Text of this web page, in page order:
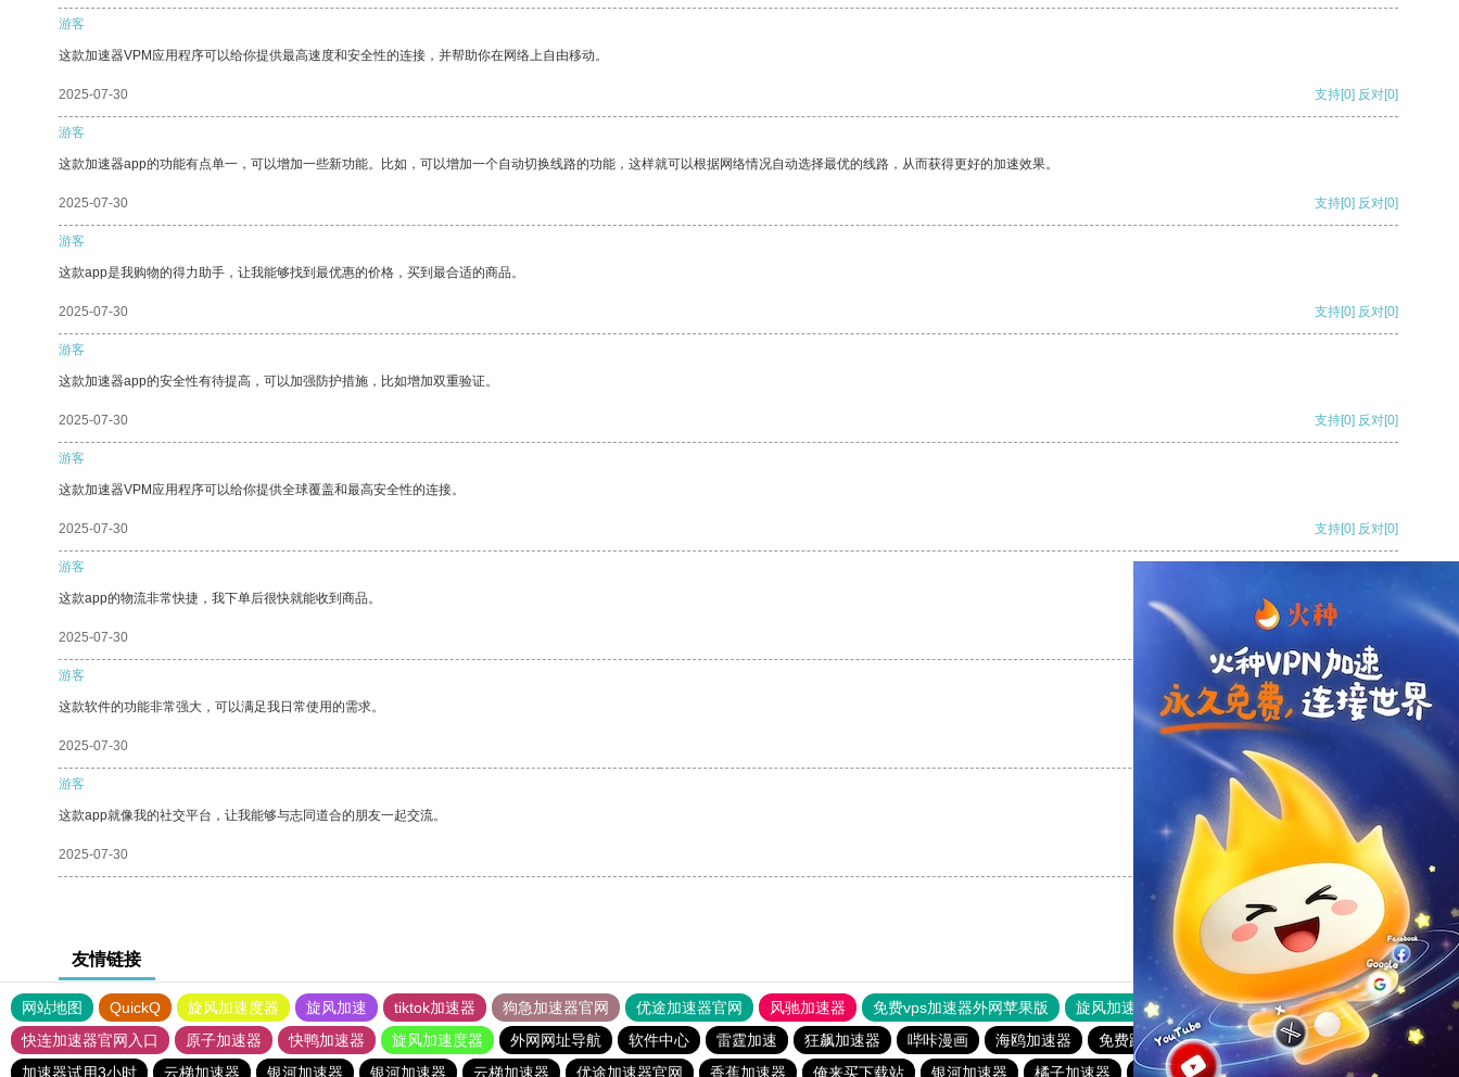
游客
这款加速器VPM应用程序可以给你提供最高速度和安全性的连接，并帮助你在网络上自由移动。
2025-07-30 支持[0] 反对[0]
游客
这款加速器app的功能有点单一，可以增加一些新功能。比如，可以增加一个自动切换线路的功能，这样就可以根据网络情况自动选择最优的线路，从而获得更好的加速效果。
2025-07-30 支持[0] 反对[0]
游客
这款app是我购物的得力助手，让我能够找到最优惠的价格，买到最合适的商品。
2025-07-30 支持[0] 反对[0]
游客
这款加速器app的安全性有待提高，可以加强防护措施，比如增加双重验证。
2025-07-30 支持[0] 反对[0]
游客
这款加速器VPM应用程序可以给你提供全球覆盖和最高安全性的连接。
2025-07-30 支持[0] 反对[0]
游客
这款app的物流非常快捷，我下单后很快就能收到商品。
2025-07-30
游客
这款软件的功能非常强大，可以满足我日常使用的需求。
2025-07-30 反对
游客
这款app就像我的社交平台，让我能够与志同道合的朋友一起交流。
2025-07-30 反对[0]
友情链接
网站地图 QuickQ 旋风加速度器 旋风加速 tiktok加速器 狗急加速器官网 优途加速器官网 风驰加速器 免费vps加速器外网苹果版 旋风加速度器
快连加速器
快连加速器官网入口
原子加速器 快鸭加速器 旋风加速度器 外网网址导航 软件中心 雷霆加速 狂飙加速器 哔咔漫画 海鸥加速器 免费跨墙软件 海鸥加速器
蚂蚁加速器
加速器试用3小时
云梯加速器 银河加速器 银河加速器 云梯加速器 优途加速器官网 香蕉加速器 俺来买下载站 银河加速器 橘子加速器 加速器试用一天 飞鱼加速器